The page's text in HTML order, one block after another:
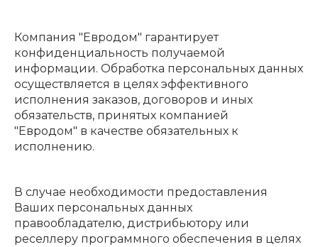
Компания "Евродом" гарантирует
конфиденциальность получаемой
информации. Обработка персональных данных
осуществляется в целях эффективного
исполнения заказов, договоров и иных
обязательств, принятых компанией
"Евродом" в качестве обязательных к
исполнению.
В случае необходимости предоставления
Ваших персональных данных
правообладателю, дистрибьютору или
реселлеру программного обеспечения в целях